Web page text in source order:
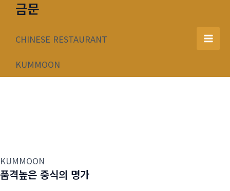
너
금문
CHINESE RESTAURANT
KUMMOON
Main
KUMMOON
품격높은 중식의 명가